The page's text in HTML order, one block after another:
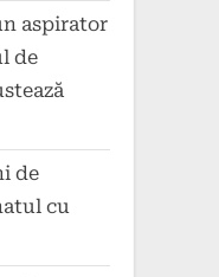
aspirator
de
de
cu